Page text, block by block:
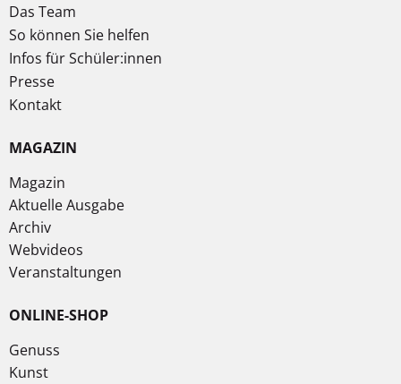
Das Team
So können Sie helfen
Infos für Schüler:innen
Presse
Kontakt
MAGAZIN
Magazin
Aktuelle Ausgabe
Archiv
Webvideos
Veranstaltungen
ONLINE-SHOP
Genuss
Kunst